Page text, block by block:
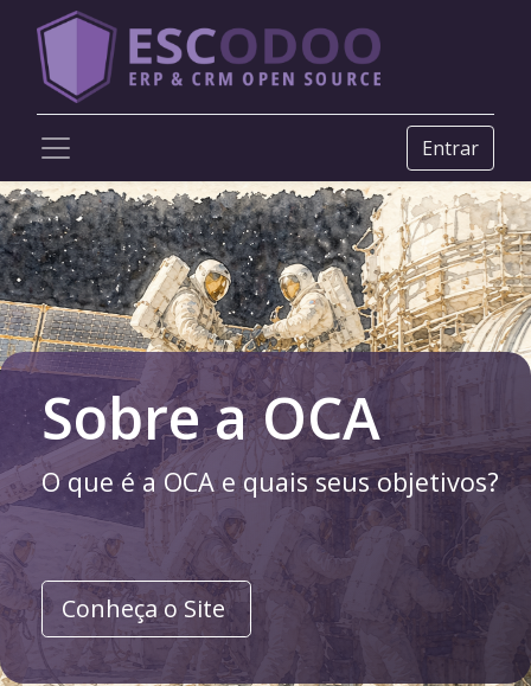
Entrar
Sobre a OCA
O que é a OCA e quais seus objetivos?
​ ​
Conheça o Site